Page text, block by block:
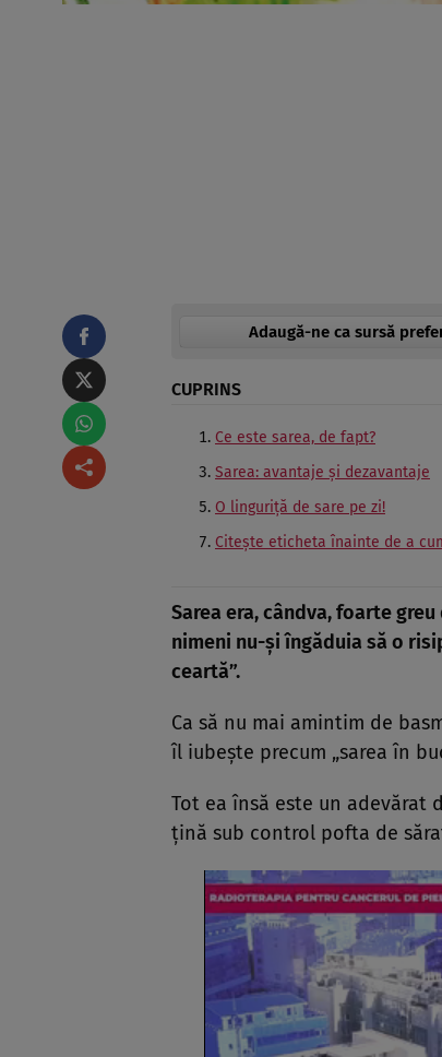
Adaugă-ne ca sursă
CUPRINS
Ce este sarea, de fapt?
Sarea: avantaje şi dezavantaje
O linguriţă de sare pe zi!
Citeşte eticheta înainte de a
Sarea era, cândva, foarte
nimeni nu-şi îngăduia să o
ceartă”.
Ca să nu mai amintim de
îl iubeşte precum „sarea în
Tot ea însă este un adevărat
ţină sub control pofta de